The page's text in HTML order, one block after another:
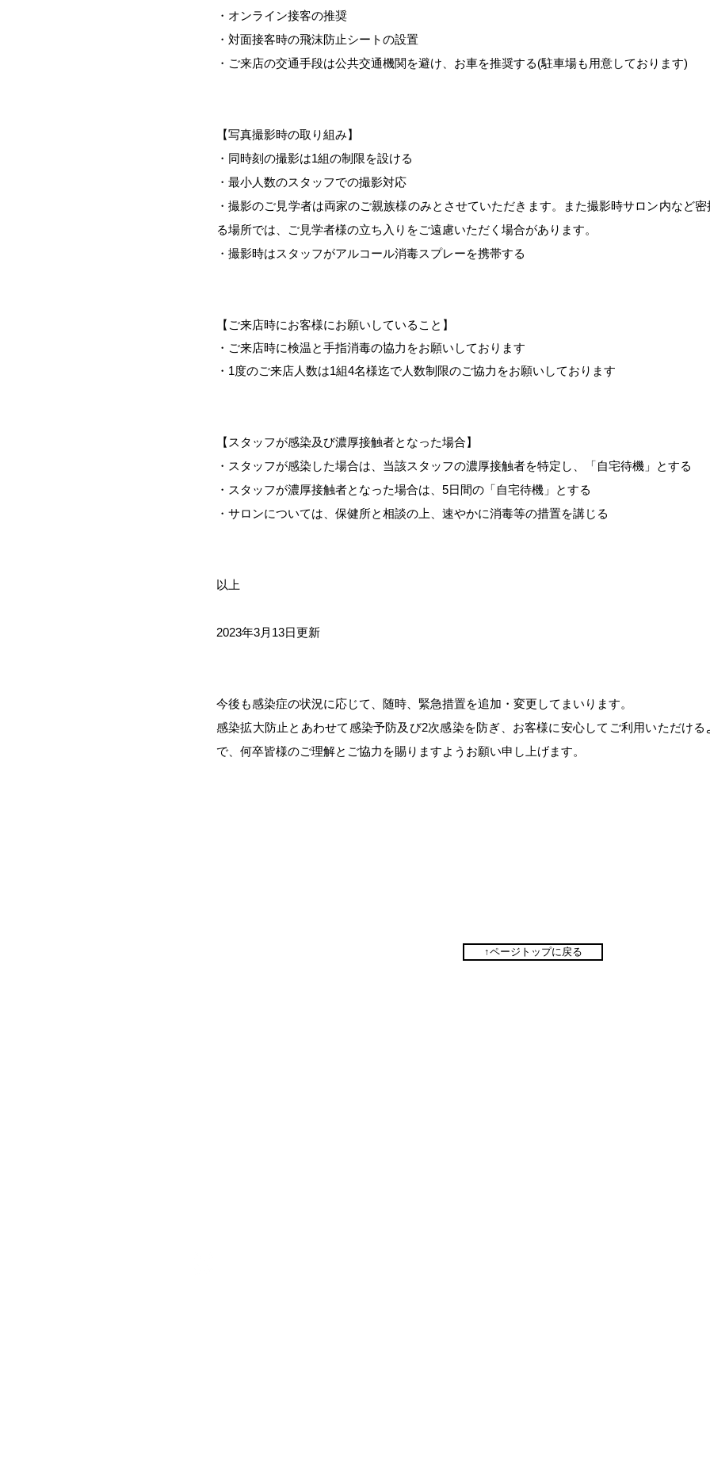
・オンライン接客の推奨
・対面接客時の飛沫防止シートの設置
・ご来店の交通手段は公共交通機関を避け、お車を推奨する(駐車場も用意しております)
【写真撮影時の取り組み】
・同時刻の撮影は1組の制限を設ける
・最小人数のスタッフでの撮影対応
・撮影のご見学者は両家のご親族様のみとさせていただきます。
また撮影時サロン内など
る場所では、ご見学者様の立ち入りをご遠慮いただく場合があります。
・撮影時はスタッフがアルコール消毒スプレーを携帯する
【ご来店時にお客様にお願いしていること】
・ ご来店時に検温と手指消毒の協力をお願いしております
・1度のご来店人数は1組4名様迄で人数制限のご協力をお願いしております
【スタッフが感染及び濃厚接触者となった場合】
・スタッフが感染した場合は、当該スタッフの濃厚接触者を特定し、「自宅待機」とする
・スタッフが濃厚接触者となった場合は、5日間の「自宅待機」とする
・サロンについては、 保健所と相談の上、速やかに消毒等の措置を講じる
以上
2023年3月13日更新
今後も感染症の状況に応じて、随時、緊急措置を追加・変更してまいります。
感染拡大防止とあわせて感染予防及び2次感染を防ぎ、お客様に安心してご利用いただける
で、何卒皆様のご理解とご協力を賜りますようお願い申し上げます。
↑ページトップに戻る